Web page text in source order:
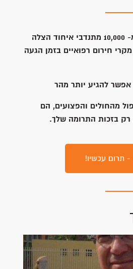
מכל הארץ, טיפלו ב-800,000 מקרי חירום רפואיים בזמן הגעה
להגיע יותר מהר
מהחולים והפצועים, הם
רק בזכות התרומה שלך.
- תרום עכשיו!